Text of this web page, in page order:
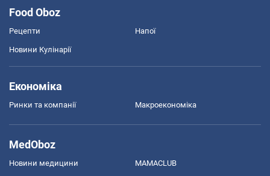
Food Oboz
Рецепти Напої
Новини Кулінарії
Економіка
Ринки та компанії Макроекономіка
MedOboz
Новини медицини MAMACLUB